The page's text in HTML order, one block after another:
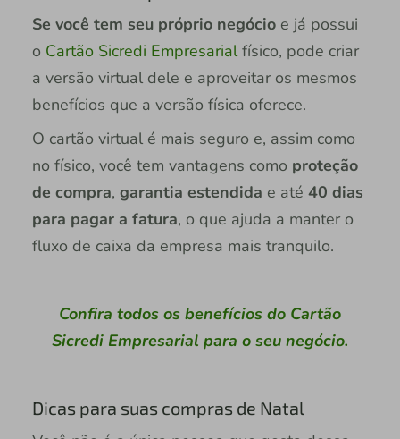
Se você tem seu próprio negócioe já possui
o Cartão Sicredi Empresarialfísico, pode criar
a versão virtual dele e aproveitar os mesmos
benefícios que a versão física oferece.
O cartão virtual é mais seguro e, assim como
no físico, você tem vantagens como proteção
de compra, garantia estendida e até 40 dias
para pagar a fatura, o que ajuda a manter o
fluxo de caixa da empresa mais tranquilo.
Confira todos os benefícios do Cartão
Sicredi Empresarial para o seu negócio.
Dicas para suas compras de Natal